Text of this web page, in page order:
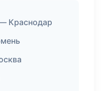
Краснодар